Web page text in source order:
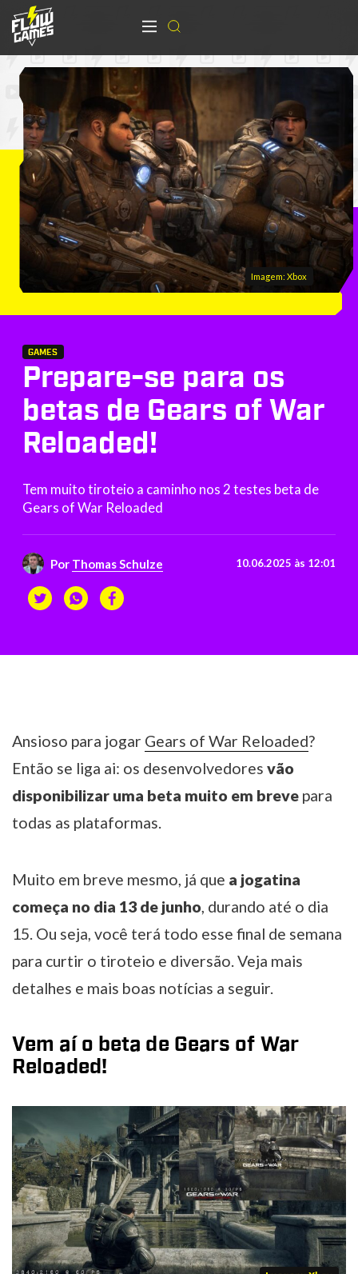
Imagem: Xbox
GAMES
Prepare-se para os
betas de Gears of War
Reloaded!
Tem muito tiroteio a caminho nos 2 testes beta de
Gears of War Reloaded
Por Thomas Schulze 10.06.2025 às 12:01
Ansioso para jogar Gears of War Reloaded?
Então se liga ai: os desenvolvedores vão
disponibilizar uma beta muito em breve para
todas as plataformas.
Muito em breve mesmo, já que a jogatina
começa no dia 13 de junho, durando até o dia
15. Ou seja, você terá todo esse final de semana
para curtir o tiroteio e diversão. Veja mais
detalhes e mais boas notícias a seguir.
Vem aí o beta de Gears of War
Reloaded!